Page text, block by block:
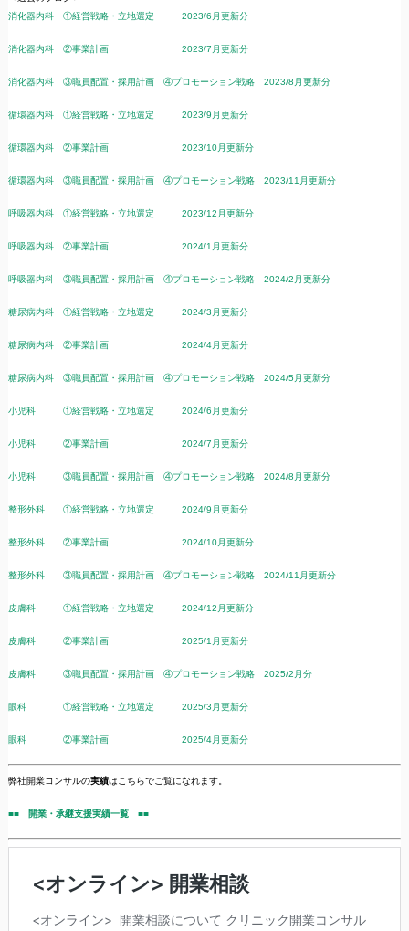
消化器内科 ①経営戦略・立地選定 2023/6月更新分
消化器内科 ②事業計画 2023/7月更新分
消化器内科 ③職員配置・採用計画 ④プロモーション戦略 2023/8月更新分
循環器内科 ①経営戦略・立地選定 2023/9月更新分
循環器内科 ②事業計画 2023/10月更新分
循環器内科 ③職員配置・採用計画 ④プロモーション戦略 2023/11月更新分
呼吸器内科 ①経営戦略・立地選定 2023/12月更新分
呼吸器内科 ②事業計画 2024/1月更新分
呼吸器内科 ③職員配置・採用計画 ④プロモーション戦略 2024/2月更新分
糖尿病内科 ①経営戦略・立地選定 2024/3月更新分
糖尿病内科 ②事業計画 2024/4月更新分
糖尿病内科 ③職員配置・採用計画 ④プロモーション戦略 2024/5月更新分
小児科 ①経営戦略・立地選定 2024/6月更新分
小児科 ②事業計画 2024/7月更新分
小児科 ③職員配置・採用計画 ④プロモーション戦略 2024/8月更新分
整形外科 ①経営戦略・立地選定 2024/9月更新分
整形外科 ②事業計画 2024/10月更新分
整形外科 ③職員配置・採用計画 ④プロモーション戦略 2024/11月更新分
皮膚科 ①経営戦略・立地選定 2024/12月更新分
皮膚科 ②事業計画 2025/1月更新分
皮膚科 ③職員配置・採用計画 ④プロモーション戦略 2025/2月分
眼科 ①経営戦略・立地選定 2025/3月更新分
眼科 ②事業計画 2025/4月更新分
弊社開業コンサルの実績はこちらでご覧になれます。
■■ 開業・承継支援実績一覧 ■■